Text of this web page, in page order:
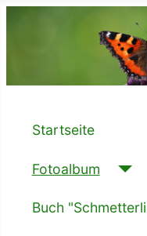
Startseite
Fotoalbum
Buch